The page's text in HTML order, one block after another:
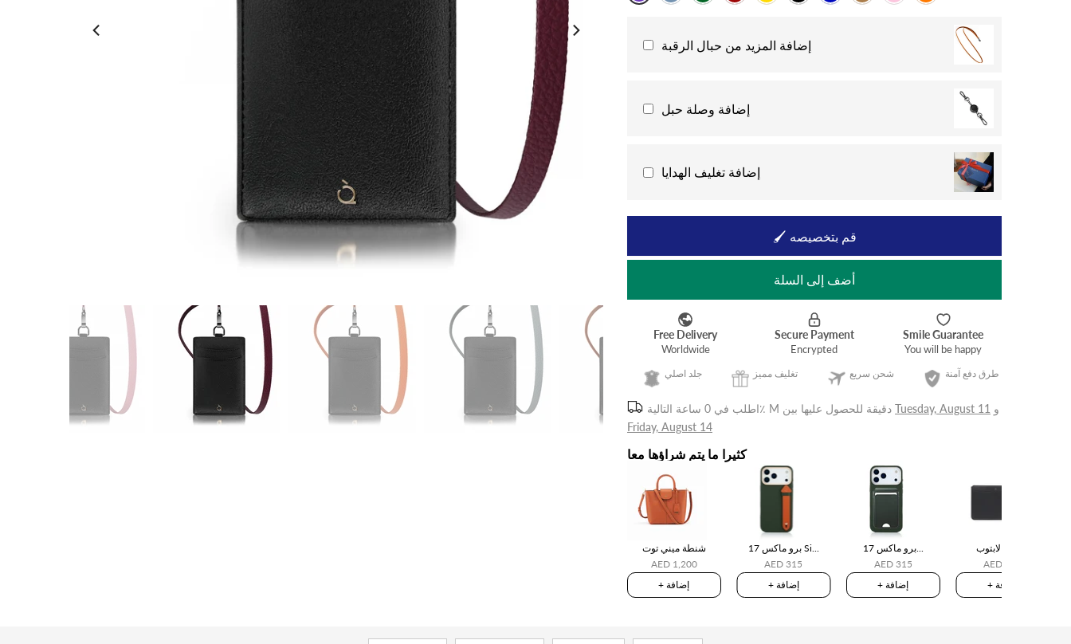
إضافة المزيد من حبال الرقبة
إضافة وصلة حبل
إضافة تغليف الهدايا
🖌 قم بتخصيصه
أضف إلى السلة
جلد اصلي تغليف مميز شحن سريع طرق دفع آمنة
اطلب في 0 ساعة التالية٪ M دقيقة Tuesday, August 11 و
Friday, August 14
كثيرا ما يتم شراؤها معا
شنطة ميني توت
AED 1,200
+ إضافة
17 برو ماكس Si...
AED 315
+ إضافة
17 برو ماكس...
AED 315
+ إضافة
حافظة لابتوب
AED 750
+ إضافة